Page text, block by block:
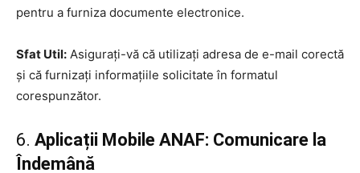
pentru a furniza documente electronice.
Sfat Util: Asigurați-vă că utilizați adresa de e-mail corectă
și că furnizați informațiile solicitate în formatul
corespunzător.
6. Aplicații Mobile ANAF: Comunicare la
Îndemână